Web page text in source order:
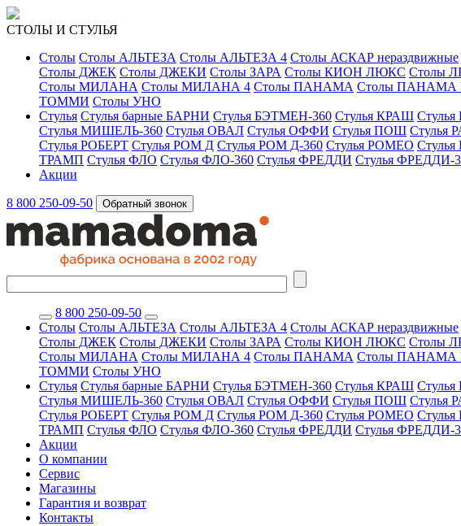
СТОЛЫ И СТУЛЬЯ
Столы Столы АЛЬТЕЗА Столы АЛЬТЕЗА 4 Столы АСКАР нераздвижные
Столы ДЖЕК Столы ДЖЕКИ Столы ЗАРА Столы КИОН ЛЮКС Столы
Столы МИЛАНА Столы МИЛАНА 4 Столы ПАНАМА Столы ПАНАМА
ТОММИ Столы УНО
Стулья Стулья барные БАРНИ Стулья БЭТМЕН-360 Стулья КРАШ
Стулья МИШЕЛЬ-360 Стулья ОВАЛ Стулья ОФФИ Стулья ПОШ Стулья
Стулья РОБЕРТ Стулья РОМ Д Стулья РОМ Д-360 Стулья РОМЕО
ТРАМП Стулья ФЛО Стулья ФЛО-360 Стулья ФРЕДДИ Стулья ФРЕДДИ-
Акции
8 800 250-09-50 Обратный звонок
8 800 250-09-50
Столы Столы АЛЬТЕЗА Столы АЛЬТЕЗА 4 Столы АСКАР нераздвижные
Столы ДЖЕК Столы ДЖЕКИ Столы ЗАРА Столы КИОН ЛЮКС Столы
Столы МИЛАНА Столы МИЛАНА 4 Столы ПАНАМА Столы ПАНАМА
ТОММИ Столы УНО
Стулья Стулья барные БАРНИ Стулья БЭТМЕН-360 Стулья КРАШ
Стулья МИШЕЛЬ-360 Стулья ОВАЛ Стулья ОФФИ Стулья ПОШ Стулья
Стулья РОБЕРТ Стулья РОМ Д Стулья РОМ Д-360 Стулья РОМЕО
ТРАМП Стулья ФЛО Стулья ФЛО-360 Стулья ФРЕДДИ Стулья ФРЕДДИ-
Акции
О компании
Сервис
Магазины
Гарантия и возврат
Контакты